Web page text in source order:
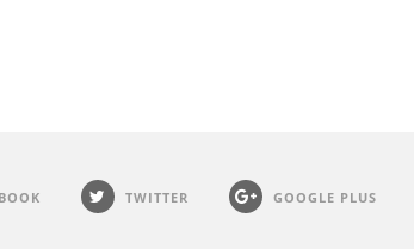
TWITTER GOOGLE PLUS